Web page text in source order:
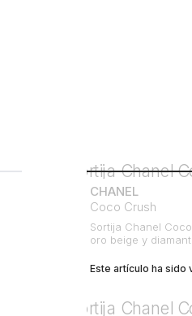
CHANEL
Coco Crush
Sortija Chanel
oro beige y
Este artículo ha sido